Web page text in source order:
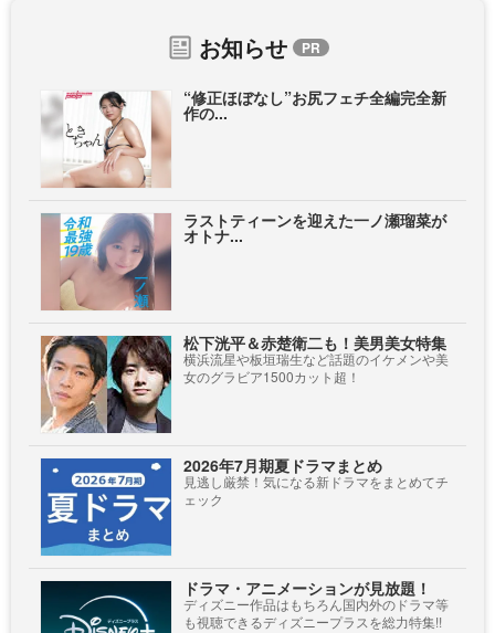
お知らせ
“修正ほぼなし”お尻フェチ全編完全新
作の...
ラストティーンを迎えた一ノ瀬瑠菜が
オトナ...
松下洸平＆赤楚衛二も！美男美女特集
横浜流星や板垣瑞生など話題のイケメンや美
女のグラビア1500カット超！
2026年7月期夏ドラマまとめ
見逃し厳禁！気になる新ドラマをまとめてチ
ェック
ドラマ・アニメーションが見放題！
ディズニー作品はもちろん国内外のドラマ等
も視聴できるディズニープラスを総力特集!!